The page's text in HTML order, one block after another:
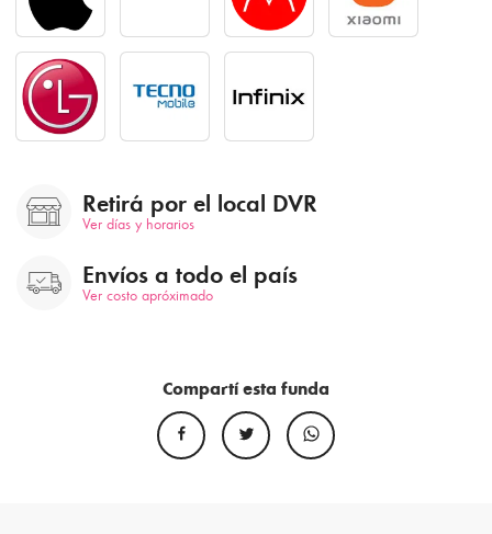
Retirá por el local DVR
Ver días y horarios
Envíos a todo el país
Ver costo apróximado
Compartí esta funda